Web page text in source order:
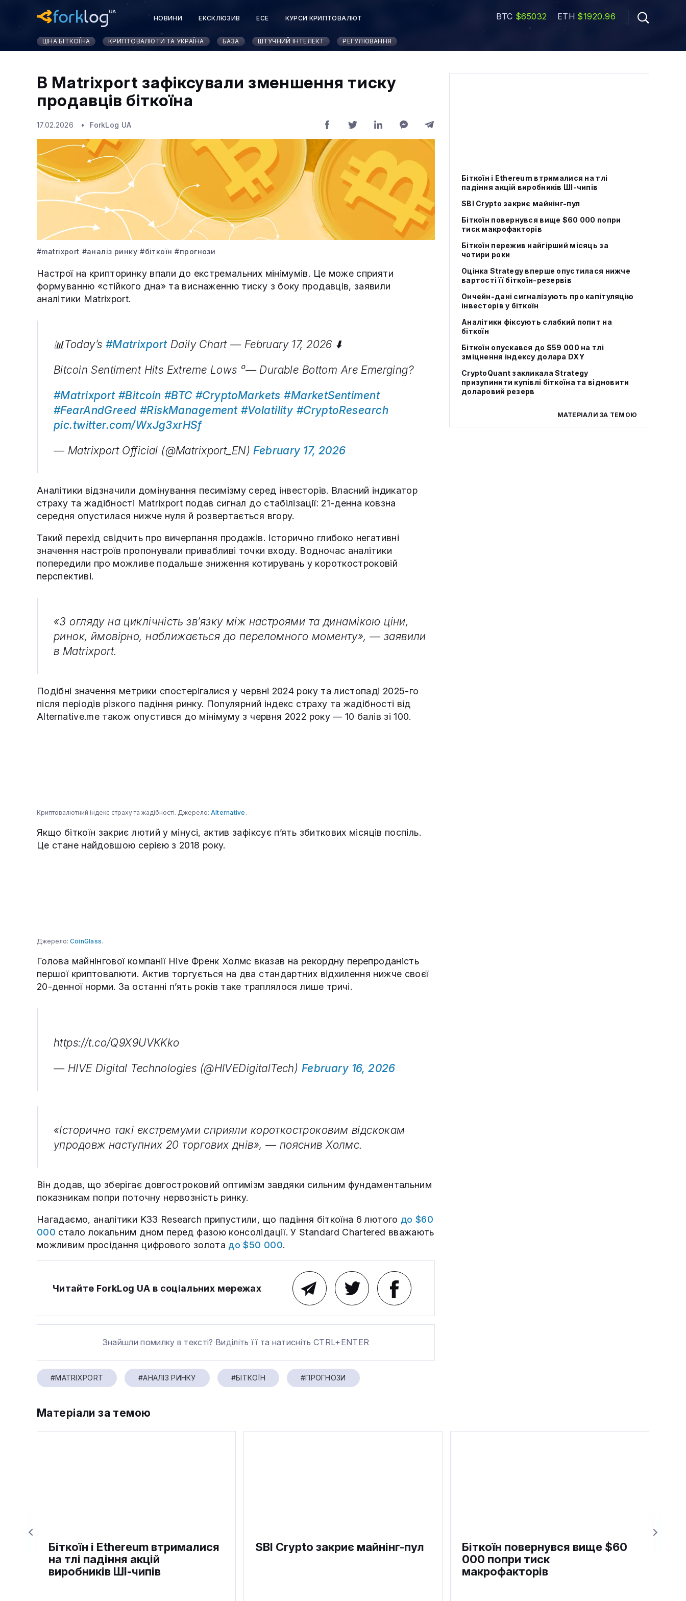
НОВИНИ ЕКСКЛЮЗИВ ЕСЕ КУРСИ КРИПТОВАЛЮТ BTC $65032 ETH $1920.96
ЦІНА БІТКОЇНА КРИПТОВАЛЮТИ ТА УКРАЇНА БАЗА ШТУЧНИЙ ІНТЕЛЕКТ РЕГУЛЮВАННЯ
Біткоїн і Ethereum втрималися на тлі
падіння акцій виробників ШІ-чипів
SBI Crypto закриє майнінг-пул
Біткоїн повернувся вище $60 000 попри
тиск макрофакторів
Біткоїн пережив найгірший місяць за
чотири роки
Оцінка Strategy вперше опустилася нижче
вартості її біткоїн-резервів
Ончейн-дані сигналізують про капітуляцію
інвесторів у біткоїн
Аналітики фіксують слабкий попит на
біткоїн
Біткоїн опускався до $59 000 на тлі
зміцнення індексу долара DXY
CryptoQuant закликала Strategy
призупинити купівлі біткоїна та відновити
доларовий резерв
МАТЕРІАЛИ ЗА ТЕМОЮ
В Matrixport зафіксували зменшення тиску
продавців біткоїна
17.02.2026 ForkLog UA
#matrixport #аналіз ринку #біткоїн #прогнози
Настрої на крипторинку впали до екстремальних мінімумів. Це може сприяти
формуванню «стійкого дна» та виснаженню тиску з боку продавців, заявили
аналітики Matrixport.
📊Today’s #MatrixportDaily Chart — February 17, 2026 ⬇️
Bitcoin Sentiment Hits Extreme Lows ⁰— Durable Bottom Are Emerging?
#Matrixport #Bitcoin #BTC #CryptoMarkets #MarketSentiment
#FearAndGreed #RiskManagement #Volatility #CryptoResearch
pic.twitter.com/WxJg3xrHSf
— Matrixport Official (@Matrixport_EN)February 17, 2026
Аналітики відзначили домінування песимізму серед інвесторів. Власний індикатор
страху та жадібності Matrixport подав сигнал до стабілізації: 21-денна ковзна
середня опустилася нижче нуля й розвертається вгору.
Такий перехід свідчить про вичерпання продажів. Історично глибоко негативні
значення настроїв пропонували привабливі точки входу. Водночас аналітики
попередили про можливе подальше зниження котирувань у короткостроковій
перспективі.
«З огляду на циклічність зв’язку між настроями та динамікою ціни,
ринок, ймовірно, наближається до переломного моменту», — заявили
в Matrixport.
Подібні значення метрики спостерігалися у червні 2024 року та листопаді 2025-го
після періодів різкого падіння ринку. Популярний індекс страху та жадібності від
Alternative.me також опустився до мінімуму з червня 2022 року — 10 балів зі 100.
Криптовалютний індекс страху та жадібності. Джерело: Alternative .
Якщо біткоїн закриє лютий у мінусі, актив зафіксує п’ять збиткових місяців поспіль.
Це стане найдовшою серією з 2018 року.
Джерело: CoinGlass.
Голова майнінгової компанії Hive Френк Холмс вказав на рекордну перепроданість
першої криптовалюти. Актив торгується на два стандартних відхилення нижче своєї
20-денної норми. За останні п’ять років таке траплялося лише тричі.
https://t.co/Q9X9UVKKko
— HIVE Digital Technologies (@HIVEDigitalTech) February 16, 2026
«Історично такі екстремуми сприяли короткостроковим відскокам
упродовж наступних 20 торгових днів», — пояснив Холмс.
Він додав, що зберігає довгостроковий оптимізм завдяки сильним фундаментальним
показникам попри поточну нервозність ринку.
Нагадаємо, аналітики K33 Research припустили, що падіння біткоїна 6 лютого до $60
000 стало локальним дном перед фазою консолідації. У Standard Chartered вважають
можливим просідання цифрового золота до $50 000.
Читайте ForkLog UA в соціальних мережах
Знайшли помилку в тексті? Виділіть її та натисніть CTRL+ENTER
#MATRIXPORT #АНАЛІЗ РИНКУ #БІТКОЇН #ПРОГНОЗИ
Матеріали за темою
Біткоїн і Ethereum втрималися
на тлі падіння акцій
виробників ШІ-чипів
SBI Crypto закриє майнінг-пул
Біткоїн повернувся вище $60
000 попри тиск
макрофакторів